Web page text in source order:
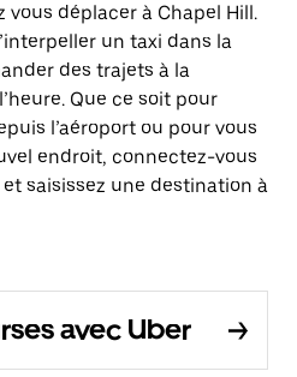
vous déplacer à Chapel Hill.
un taxi dans la
des trajets à la
Que ce soit pour
l’aéroport ou pour vous
endroit, connectez-vous
saisissez une destination à
avec Uber